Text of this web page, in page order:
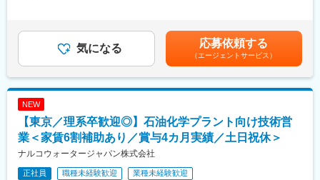
けでA1の最高評価を獲得されています。
・現在の全社的な取り組みの一つが「グループグローバル」。売
上の60％以上を海外が締め、約40ヵ国で事業を展開しています。
す。
・販売数量、価格交渉打ち合わせなどの顧客折衝
※業務割合：技術サポートや提案は約8割、価格交渉などは約2割
です。
・コンクリートの二次製品メーカーなど
■入社後の流れ：
▽基礎研修（1～2日）
ビジネスマナーや業界の基礎知識を学んでいただきます。
デル年収：・年収460万円／25歳 経験2年・年収560万円／35歳
経験13年・年収790万円／45歳 経験23年賃金はあくまでも目安の
金額であり、選考を通じて上下する可能性があります。月給(月額)
は固定手当を含めた表記です。
気になる 応募依頼する
（エージェントサービス）
NEW
【東京／理系卒歓迎◎】石油化学プラント向け技術営
業＜家賃6割補助あり／賞与4カ月実績／土日祝休＞
ナルコウォータージャパン株式会社
正社員 職種未経験歓迎 業種未経験歓迎